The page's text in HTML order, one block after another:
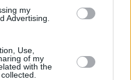
my
Advertising.
Use,
of my
with the